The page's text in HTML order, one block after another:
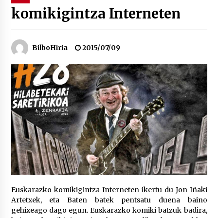
“Hiztegi bat” Gorka Urbizuk idatzitako letren
Bakaikuko barnetegitik gazteek egindako saio
berezia
2026/07/16
Tuba eta bonbardinoaren astea, Bilboko
Kontserbatorioan protagonista
2026/07/16
Auzoportala : 1×04 Auzofoniak
2026/07/15
Gaur abitua da Bilbao bbk live jaialdia
2026/07/09
komikigintza Interneten
BilboHiria 2015/07/09
Euskarazko komikigintza Interneten ikertu du Jon Iñaki
Artetxek, eta Baten batek pentsatu duena baino
gehixeago dago egun. Euskarazko komiki batzuk badira,